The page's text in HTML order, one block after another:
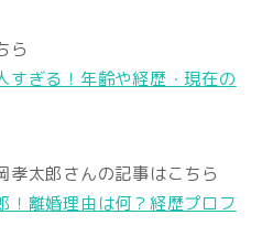
ら
すぎる！年齢や経歴・現在の
太郎さんの記事はこちら
！離婚理由は何？経歴プロフ